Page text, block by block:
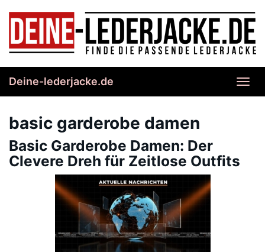
content
Deine-lederjacke.de
basic garderobe damen
Basic Garderobe Damen: Der
Clevere Dreh für Zeitlose Outfits